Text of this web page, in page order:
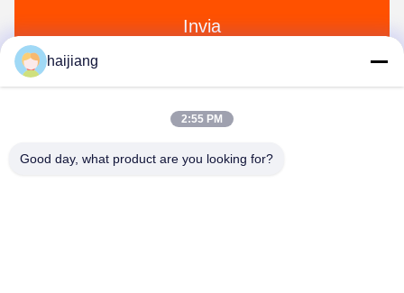
Invia
Ningbo haijiang machinery manufacturing
haijiang
2:55 PM
Good day, what product are you looking for?